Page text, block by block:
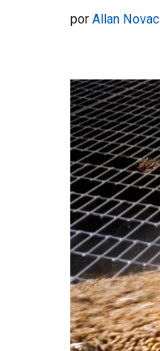
por Allan Novac